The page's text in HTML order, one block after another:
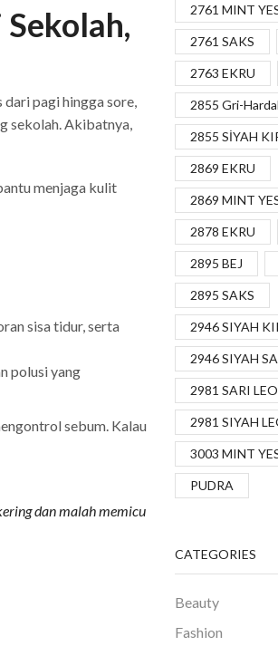
pagi hingga sore,
sekolah. Akibatnya,
menjaga kulit
sisa tidur, serta
polusi yang
sebum. Kalau
dan malah memicu
2761 MINT
2761 SAKS
2763 EKRU
2855 Gri-Hardal
2855 SİYAH
2869 EKRU
2869 MINT
2878 EKRU
2895 BEJ
2895 SAKS
2946 SIYAH
2946 SIYAH
2981 SARI
2981 SIYAH
3003 MINT
PUDRA
CATEGORIES
Beauty
Fashion